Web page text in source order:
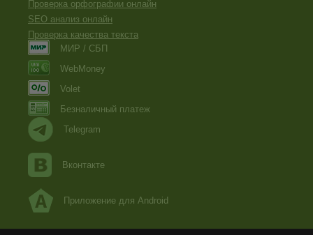
Проверка орфографии онлайн
SEO анализ онлайн
Проверка качества текста
МИР / СБП
WebMoney
Volet
Безналичный платеж
Telegram
Вконтакте
Приложение для Android